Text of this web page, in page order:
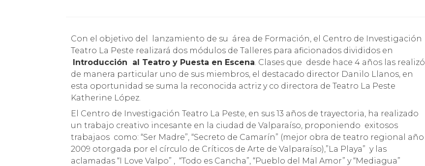
Con el objetivo del lanzamiento de su área de Formación, el Centro de Investigación
Teatro La Peste realizará dos módulos de Talleres para aficionados divididos en
Introducción al Teatro y Puesta en Escena. Clases que desde hace 4 años las realizó
de manera particular uno de sus miembros, el destacado director Danilo Llanos, en
esta oportunidad se suma la reconocida actriz y co directora de Teatro La Peste
Katherine López.
El Centro de Investigación Teatro La Peste, en sus 13 años de trayectoria, ha realizado
un trabajo creativo incesante en la ciudad de Valparaíso, proponiendo exitosos
trabajaos como: “Ser Madre”, “Secreto de Camarín” (mejor obra de teatro regional año
2009 otorgada por el círculo de Críticos de Arte de Valparaíso),”La Playa” y las
aclamadas “I Love Valpo” , “Todo es Cancha”, “Pueblo del Mal Amor” y “Mediagua”